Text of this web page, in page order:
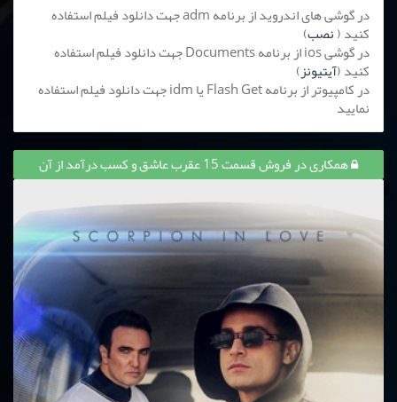
در گوشی های اندروید از برنامه adm جهت دانلود فیلم استفاده
کنید (نصب)
در گوشی ios از برنامه Documents جهت دانلود فیلم استفاده
کنید (آیتیونز)
در کامپیوتر از برنامه Flash Get یا idm جهت دانلود فیلم استفاده
نمایید
همکاری در فروش قسمت 15 عقرب عاشق و کسب درآمد از آن